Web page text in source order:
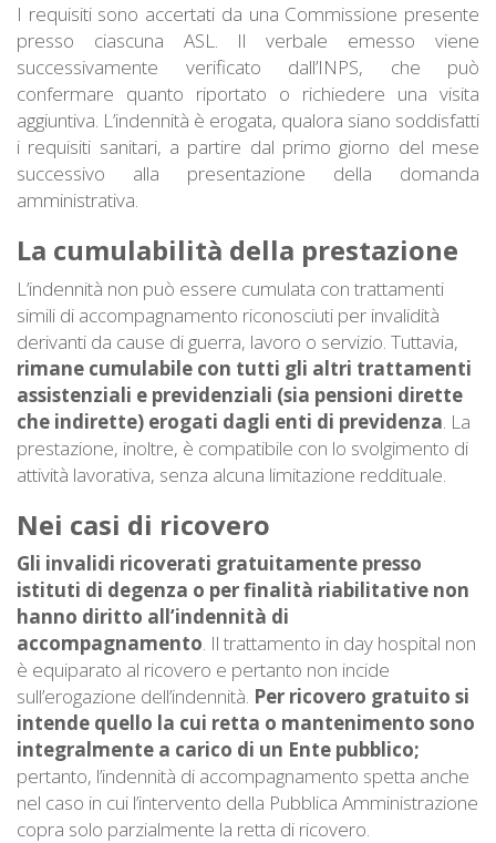
I requisiti sono accertati da una Commissione presente
presso ciascuna ASL. Il verbale emesso viene
successivamente verificato dall’INPS, che può
confermare quanto riportato o richiedere una visita
aggiuntiva. L’indennità è erogata, qualora siano soddisfatti
i requisiti sanitari, a partire dal primo giorno del mese
successivo alla presentazione della domanda
amministrativa.
La cumulabilità della prestazione
L’indennità non può essere cumulata con trattamenti
simili di accompagnamento riconosciuti per invalidità
derivanti da cause di guerra, lavoro o servizio. Tuttavia,
rimane cumulabile con tutti gli altri trattamenti
assistenziali e previdenziali (sia pensioni dirette
che indirette) erogati dagli enti di previdenza. La
prestazione, inoltre, è compatibile con lo svolgimento di
attività lavorativa, senza alcuna limitazione reddituale.
Nei casi di ricovero
Gli invalidi ricoverati gratuitamente presso
istituti di degenza o per finalità riabilitative non
hanno diritto all’indennità di
accompagnamento. Il trattamento in day hospital non
è equiparato al ricovero e pertanto non incide
sull’erogazione dell’indennità. Per ricovero gratuito si
intende quello la cui retta o mantenimento sono
integralmente a carico di un Ente pubblico;
pertanto, l’indennità di accompagnamento spetta anche
nel caso in cui l’intervento della Pubblica Amministrazione
copra solo parzialmente la retta di ricovero.